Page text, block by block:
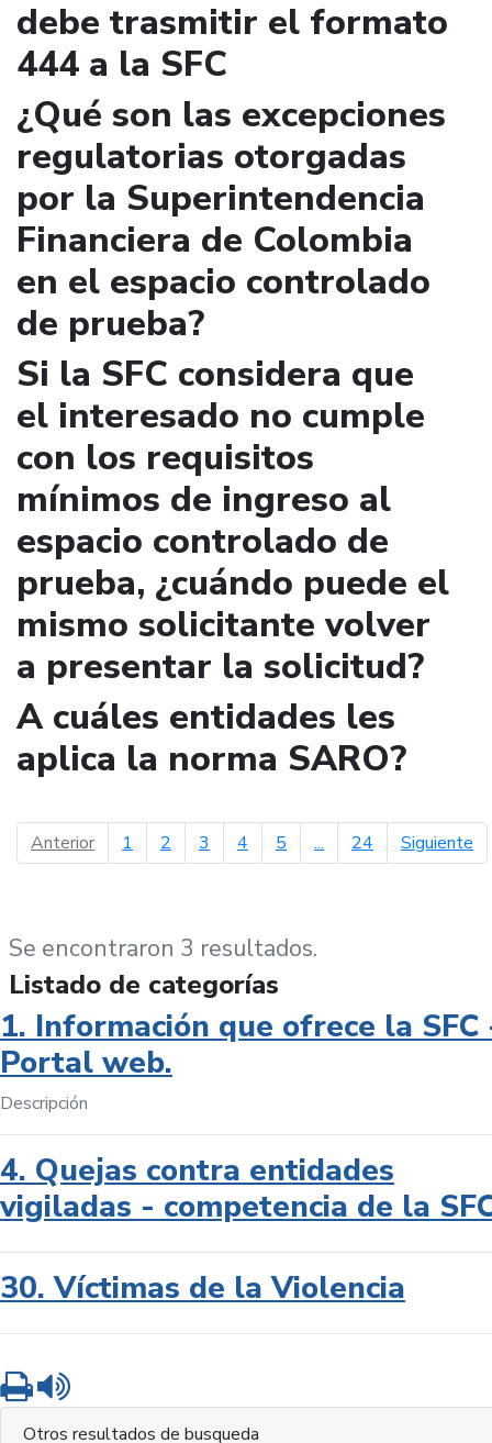
debe trasmitir el formato
444 a la SFC
¿Qué son las excepciones
regulatorias otorgadas
por la Superintendencia
Financiera de Colombia
en el espacio controlado
de prueba?
Si la SFC considera que
el interesado no cumple
con los requisitos
mínimos de ingreso al
espacio controlado de
prueba, ¿cuándo puede el
mismo solicitante volver
a presentar la solicitud?
A cuáles entidades les
aplica la norma SARO?
Anteriorpágina anterior
1 2 3 4 5 ... 24 Siguiente
Se encontraron 3 resultados.
Listado de categorías
1. Información que ofrece la SFC
Portal web.
Descripción
4. Quejas contra entidades
vigiladas - competencia de la
30. Víctimas de la Violencia
Imprimir
Otros resultados de busqueda